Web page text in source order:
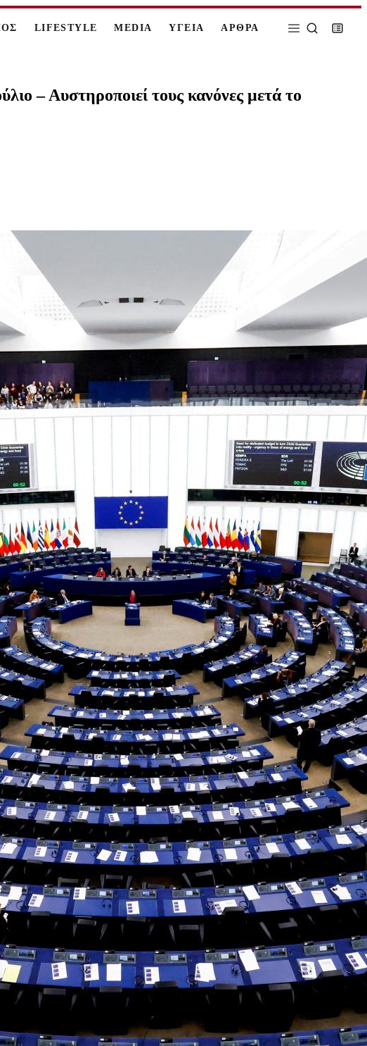
LIFESTYLE MEDIA ΥΓΕΙΑ ΑΡΘΡΑ
– Αυστηροποιεί τους κανόνες μετά το